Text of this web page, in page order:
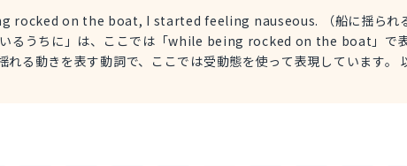
rocked on the boat, I started feeling nauseous. （船に揺られ
きを表す動詞で、ここでは受動態を使って表現しています。 以下のような表現もでき